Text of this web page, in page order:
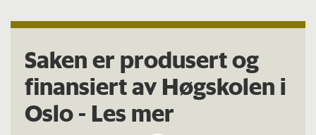
Saken er produsert og
finansiert av Høgskolen i
Oslo - Les mer